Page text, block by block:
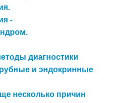
-
диагностики
и эндокринные
несколько причин